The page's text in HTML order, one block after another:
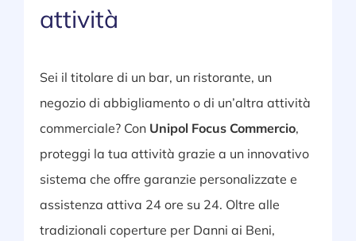
attività
Sei il titolare di un bar, un ristorante, un
negozio di abbigliamento o di un’altra attività
commerciale? Con Unipol Focus Commercio,
proteggi la tua attività grazie a un innovativo
sistema che offre garanzie personalizzate e
assistenza attiva 24 ore su 24. Oltre alle
tradizionali coperture per Danni ai Beni,